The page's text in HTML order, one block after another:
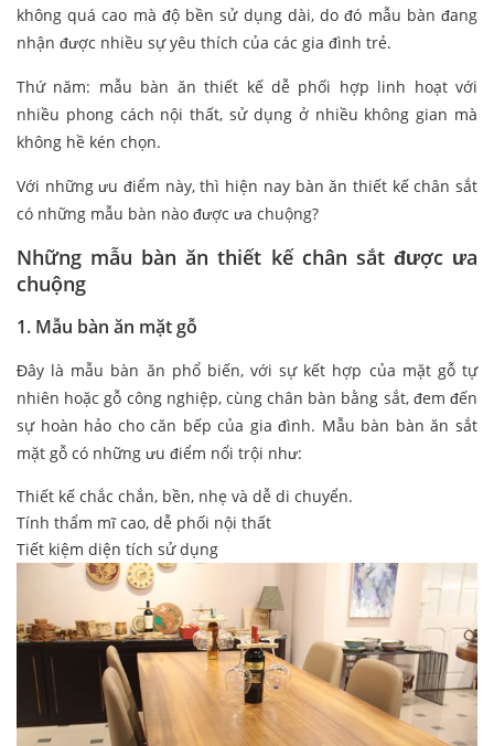
không quá cao mà độ bền sử dụng dài, do đó mẫu bàn đang
nhận được nhiều sự yêu thích của các gia đình trẻ.
Thứ năm: mẫu bàn ăn thiết kế dễ phối hợp linh hoạt với
nhiều phong cách nội thất, sử dụng ở nhiều không gian mà
không hề kén chọn.
Với những ưu điểm này, thì hiện nay bàn ăn thiết kế chân sắt
có những mẫu bàn nào được ưa chuộng?
Những mẫu bàn ăn thiết kế chân sắt được ưa
chuộng
1. Mẫu bàn ăn mặt gỗ
Đây là mẫu bàn ăn phổ biến, với sự kết hợp của mặt gỗ tự
nhiên hoặc gỗ công nghiệp, cùng chân bàn bằng sắt, đem đến
sự hoàn hảo cho căn bếp của gia đình. Mẫu bàn bàn ăn sắt
mặt gỗ có những ưu điểm nổi trội như:
Thiết kế chắc chắn, bền, nhẹ và dễ di chuyển.
Tính thẩm mĩ cao, dễ phối nội thất
Tiết kiệm diện tích sử dụng